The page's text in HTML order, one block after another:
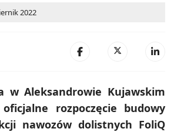
2022
w Aleksandrowie Kujawskim
rozpoczęcie budowy
nawozów dolistnych FoliQ